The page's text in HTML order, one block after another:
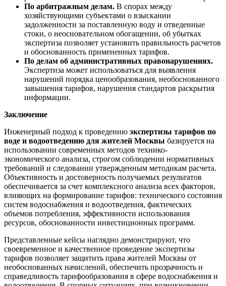
По арбитражным делам. В спорах между
хозяйствующими субъектами о взыскании
задолженности за поставленную воду и отведенные
стоки, о неосновательном обогащении, об убытках
экспертиза позволяет установить правильность расчетов
и обоснованность примененных тарифов.
По делам об административных правонарушениях.
Экспертиза может использоваться для выявления
нарушений порядка ценообразования, необоснованного
завышения тарифов, нарушения стандартов раскрытия
информации.
Заключение
Инженерный подход к проведению экспертизы тарифов по
воде и водоотведению для жителей Москвы базируется на
использовании современных методов технико-
экономического анализа, строгом соблюдении нормативных
требований и следовании утвержденным методикам расчета.
Объективность и достоверность получаемых результатов
обеспечивается за счет комплексного анализа всех факторов,
влияющих на формирование тарифов: технического состояния
систем водоснабжения и водоотведения, фактических
объемов потребления, эффективности использования
ресурсов, обоснованности инвестиционных программ.
Представленные кейсы наглядно демонстрируют, что
своевременное и качественное проведение экспертизы
тарифов позволяет защитить права жителей Москвы от
необоснованных начислений, обеспечить прозрачность и
справедливость тарифообразования в сфере водоснабжения и